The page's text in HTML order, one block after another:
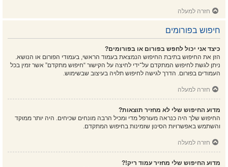
חזרה למעלה
חיפוש בפורומים
כיצד אני יכול לחפש בפורום או בפורומים?
הזן את החיפוש בתיבת החיפוש הנמצאת בעמוד הראשי, בעמודי הפורום או הנושא.
ניתן לגשת לחיפוש המתקדם על־ידי לחיצה על הקישור “חיפוש מתקדם” אשר זמין בכל
העמודים בפורום. הדרך לגישה לחיפוש תלויה בעיצוב שבשימוש.
חזרה למעלה
מדוע החיפוש שלי לא מחזיר תוצאות?
החיפוש שלך היה כנראה מעורפל מדי ומכיל הרבה מונחים שכיחים. היה יותר ממוקד
והשתמש באפשרויות הסינון שזמינות בחיפוש המתקדם.
חזרה למעלה
מדוע החיפוש שלי מחזיר עמוד ריק!?